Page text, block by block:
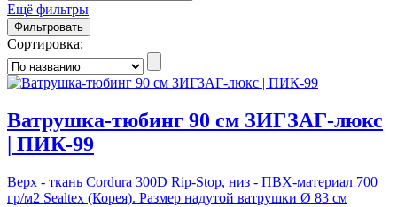
Ещё фильтры
Фильтровать
Сортировка:
Ватрушка-тюбинг 90 см ЗИГЗАГ-люкс
| ПИК-99
Верх - ткань Cordura 300D Rip-Stop, низ - ПВХ-материал 700
гр/м2 Sealtex (Корея). Размер надутой ватрушки Ø 83 см